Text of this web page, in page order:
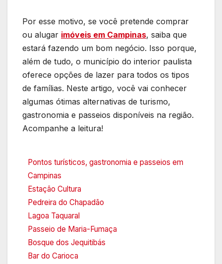
Por esse motivo, se você pretende comprar
ou alugar imóveis em Campinas, saiba que
estará fazendo um bom negócio. Isso porque,
além de tudo, o município do interior paulista
oferece opções de lazer para todos os tipos
de famílias. Neste artigo, você vai conhecer
algumas ótimas alternativas de turismo,
gastronomia e passeios disponíveis na região.
Acompanhe a leitura!
Pontos turísticos, gastronomia e passeios em
Campinas
Estação Cultura
Pedreira do Chapadão
Lagoa Taquaral
Passeio de Maria-Fumaça
Bosque dos Jequitibás
Bar do Carioca